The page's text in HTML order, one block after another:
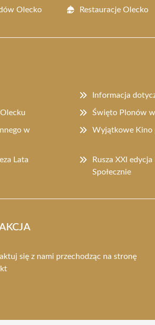
Olecko Restauracje Olecko
Informacja
Święto Plonów
w
Wyjątkowe Kino
Lata
Rusza XXI
Społecznie
się z nami przechodząc na stronę